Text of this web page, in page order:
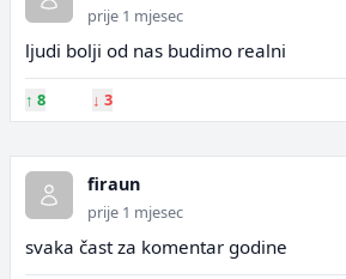
prije 1 mjesec
ljudi bolji od nas budimo realni
↑ 8 ↓ 3
firaun
prije 1 mjesec
svaka čast za komentar godine